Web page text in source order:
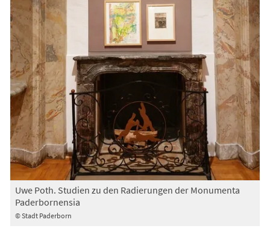
© Stadt Paderborn
Uwe Poth. Studien zu den Radierungen der Monumenta
Paderbornensia